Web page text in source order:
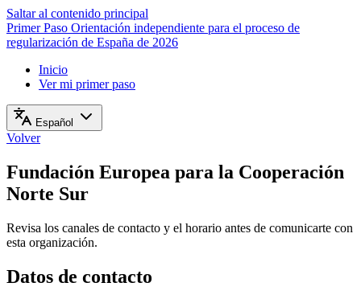
Saltar al contenido principal
Primer Paso Orientación independiente para el proceso de
regularización de España de 2026
Inicio
Ver mi primer paso
Español
Volver
Fundación Europea para la Cooperación
Norte Sur
Revisa los canales de contacto y el horario antes de comunicarte con
esta organización.
Datos de contacto